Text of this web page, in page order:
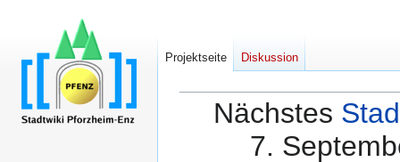
Nächstes
7.
Projektseite Diskussion